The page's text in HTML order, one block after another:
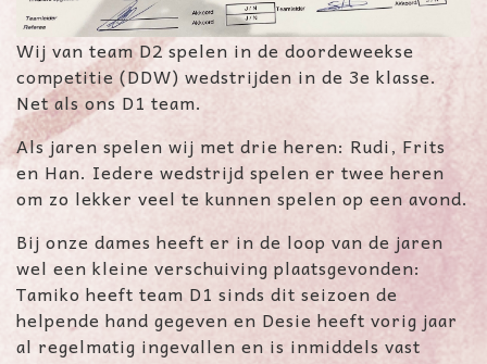
Wij van team D2 spelen in de doordeweekse
competitie (DDW) wedstrijden in de 3e klasse.
Net als ons D1 team.
Als jaren spelen wij met drie heren: Rudi, Frits
en Han. Iedere wedstrijd spelen er twee heren
om zo lekker veel te kunnen spelen op een avond.
Bij onze dames heeft er in de loop van de jaren
wel een kleine verschuiving plaatsgevonden:
Tamiko heeft team D1 sinds dit seizoen de
helpende hand gegeven en Desie heeft vorig jaar
al regelmatig ingevallen en is inmiddels vast